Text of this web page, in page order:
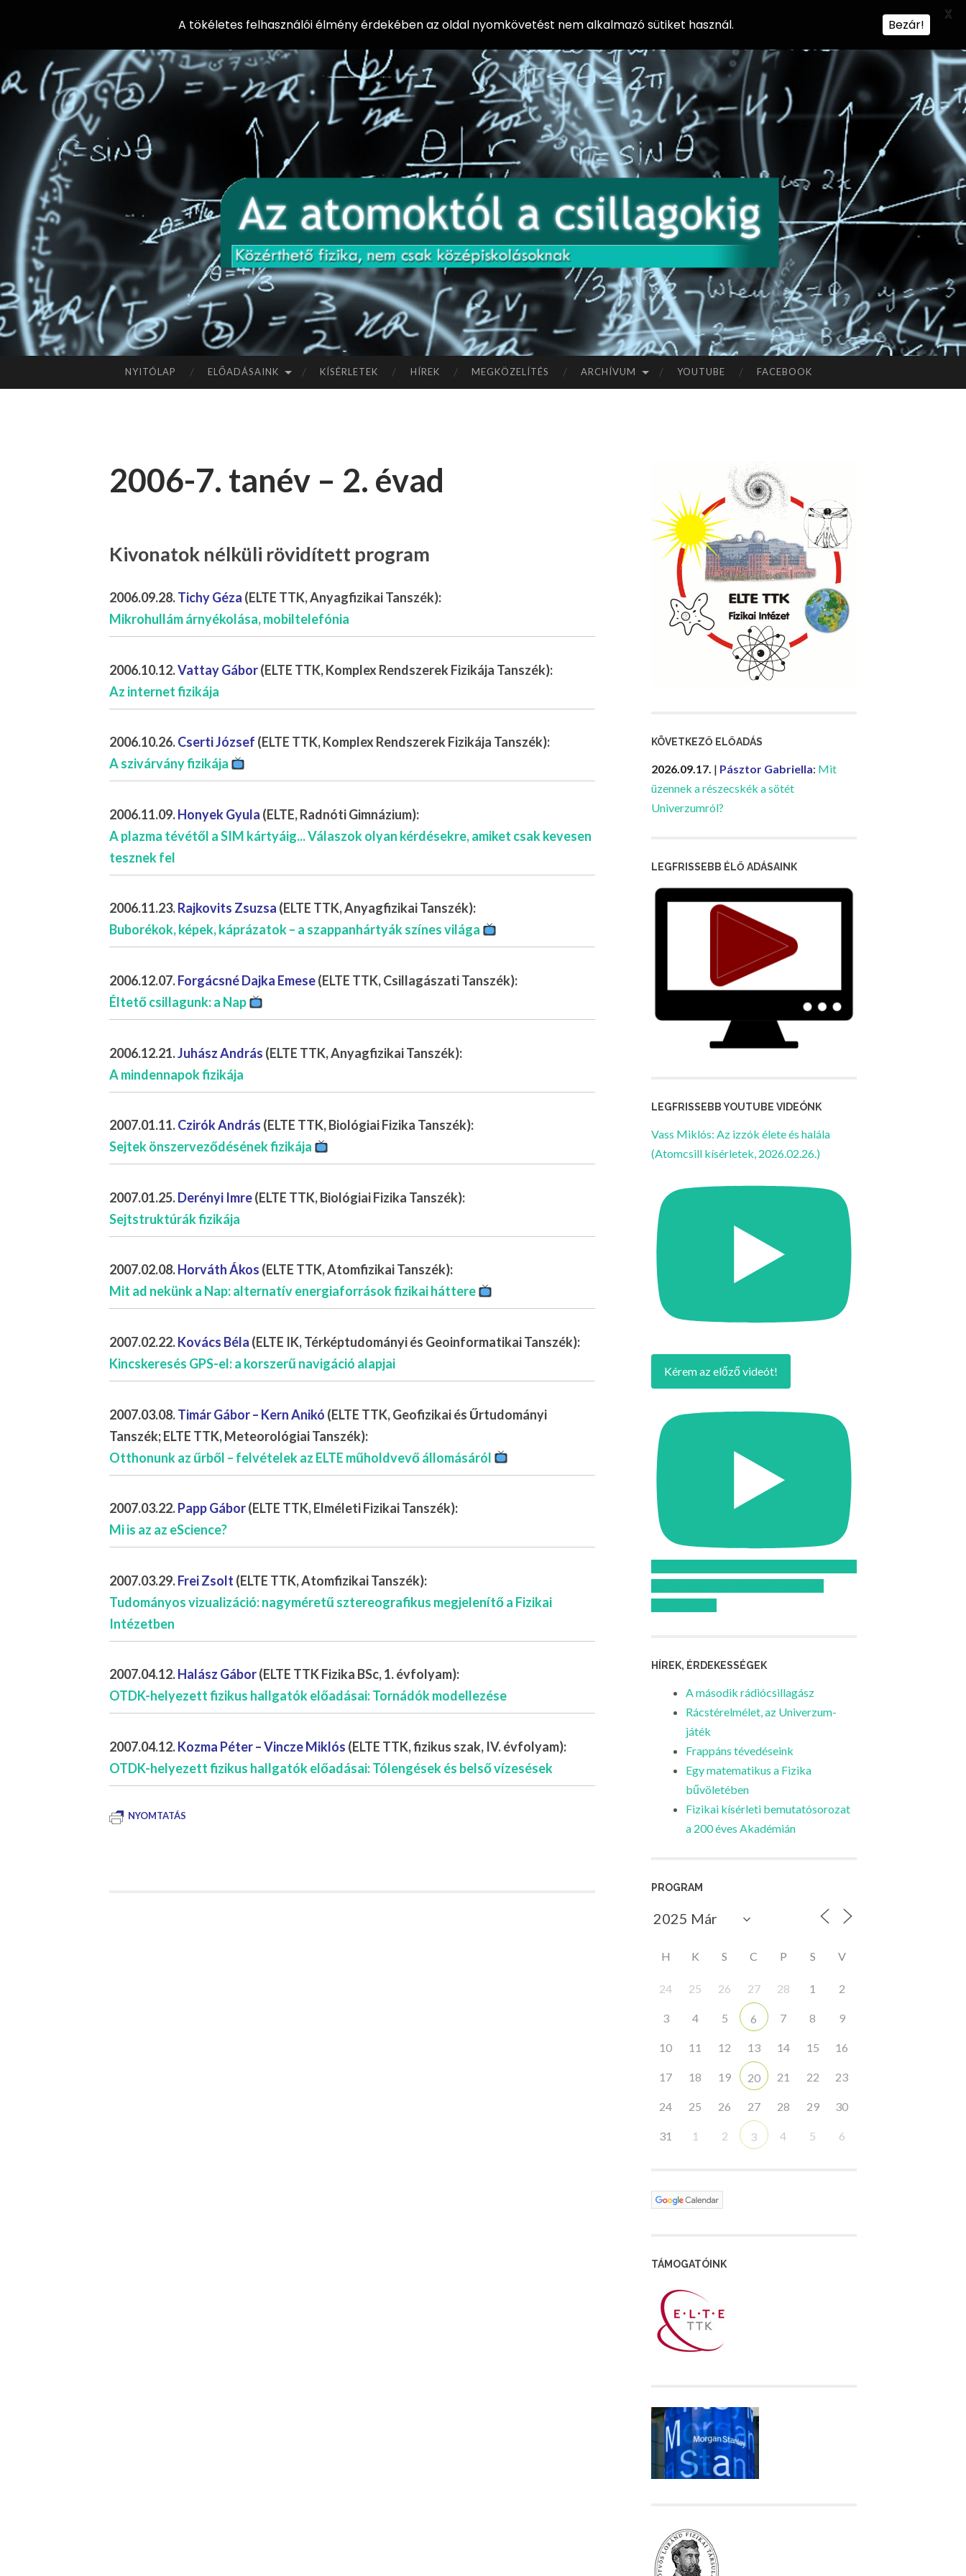
AZ
AT
OM
OK
TÓ
L A
Előadássorozat
középiskolásoknak
az ELTE
Természettudományi
Kar Fizikai
Intézetében
A
NYITÓLAP ELŐADÁSAINK KÍSÉRLETEK HÍREK MEGKÖZELÍTÉS ARCHÍVUM YOUTUBE FACEBOOK
2006-7. tanév – 2. évad
Kivonatok nélküli rövidített program
2006.09.28.Tichy Géza (ELTE TTK, Anyagfizikai Tanszék):
Mikrohullám árnyékolása, mobiltelefónia
2006.10.12.Vattay Gábor(ELTE TTK, Komplex Rendszerek Fizikája Tanszék):
Az internet fizikája
2006.10.26.Cserti József (ELTE TTK, Komplex Rendszerek Fizikája Tanszék):
A szivárvány fizikája
2006.11.09.Honyek Gyula (ELTE, Radnóti Gimnázium):
A plazma tévétől a SIM kártyáig... Válaszok olyan kérdésekre, amiket csak kevesen
tesznek fel
2006.11.23.Rajkovits Zsuzsa (ELTE TTK, Anyagfizikai Tanszék):
Buborékok, képek, káprázatok – a szappanhártyák színes világa
2006.12.07.Forgácsné Dajka Emese(ELTE TTK, Csillagászati Tanszék):
Éltető csillagunk: a Nap
2006.12.21.Juhász András (ELTE TTK, Anyagfizikai Tanszék):
A mindennapok fizikája
2007.01.11.Czirók András (ELTE TTK, Biológiai Fizika Tanszék):
Sejtek önszerveződésének fizikája
2007.01.25.Derényi Imre(ELTE TTK, Biológiai Fizika Tanszék):
Sejtstruktúrák fizikája
2007.02.08.Horváth Ákos (ELTE TTK, Atomfizikai Tanszék):
Mit ad nekünk a Nap: alternatív energiaforrások fizikai háttere
2007.02.22.Kovács Béla (ELTE IK, Térképtudományi és Geoinformatikai Tanszék):
Kincskeresés GPS-el: a korszerű navigáció alapjai
2007.03.08.Timár Gábor – Kern Anikó (ELTE TTK, Geofizikai és Űrtudományi
Tanszék; ELTE TTK, Meteorológiai Tanszék):
Otthonunk az űrből – felvételek az ELTE műholdvevő állomásáról
2007.03.22.Papp Gábor(ELTE TTK, Elméleti Fizikai Tanszék):
Mi is az az eScience?
2007.03.29.Frei Zsolt (ELTE TTK, Atomfizikai Tanszék):
Tudományos vizualizáció: nagyméretű sztereografikus megjelenítő a Fizikai
Intézetben
2007.04.12.Halász Gábor(ELTE TTK Fizika BSc, 1. évfolyam):
OTDK-helyezett fizikus hallgatók előadásai: Tornádók modellezése
2007.04.12.Kozma Péter – Vincze Miklós (ELTE TTK, fizikus szak, IV. évfolyam):
OTDK-helyezett fizikus hallgatók előadásai: Tólengések és belső vízesések
NYOMTATÁS
KÖVETKEZŐ ELŐADÁS
2026.09.17. | Pásztor Gabriella: Mit
üzennek a részecskék a sötét
Univerzumról?
LEGFRISSEBB ÉLŐ ADÁSAINK
LEGFRISSEBB YOUTUBE VIDEÓNK
Vass Miklós: Az izzók élete és halála
(Atomcsill kísérletek, 2026.02.26.)
Kérem az előző videót!
HÍREK, ÉRDEKESSÉGEK
A második rádiócsillagász
Rácstérelmélet, az Univerzum-
játék
Frappáns tévedéseink
Egy matematikus a Fizika
bűvöletében
Fizikai kísérleti bemutatósorozat
a 200 éves Akadémián
PROGRAM
H K S C P S V
24 25 26 27 28 1 2
3 4 5 6 7 8 9
10 11 12 13 14 15 16
17 18 19 20 21 22 23
24 25 26 27 28 29 30
31 1 2 3 4 5 6
TÁMOGATÓINK
A tökéletes felhasználói élmény érdekében az oldal nyomkövetést nem alkalmazó sütiket használ. Bezár!
X